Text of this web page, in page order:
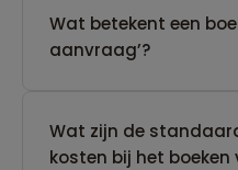
Wat betekent een
aanvraag’?
Wat zijn de
kosten bij het boeken